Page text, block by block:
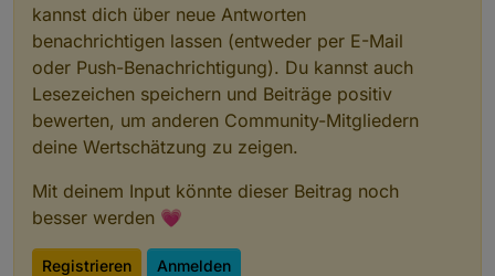
kannst dich über neue Antworten
benachrichtigen lassen (entweder per E-Mail
oder Push-Benachrichtigung). Du kannst auch
Lesezeichen speichern und Beiträge positiv
bewerten, um anderen Community-Mitgliedern
deine Wertschätzung zu zeigen.
Mit deinem Input könnte dieser Beitrag noch
besser werden 💗
Registrieren Anmelden